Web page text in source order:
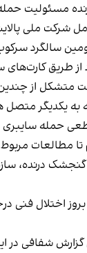
مسئولیت
و پخش فرآورده‌های
طریق کارت‌های
متشکل از
به یکدیگر
قطعی حمله
مطالعات
درنده،
اختلال فنی
شفافی در